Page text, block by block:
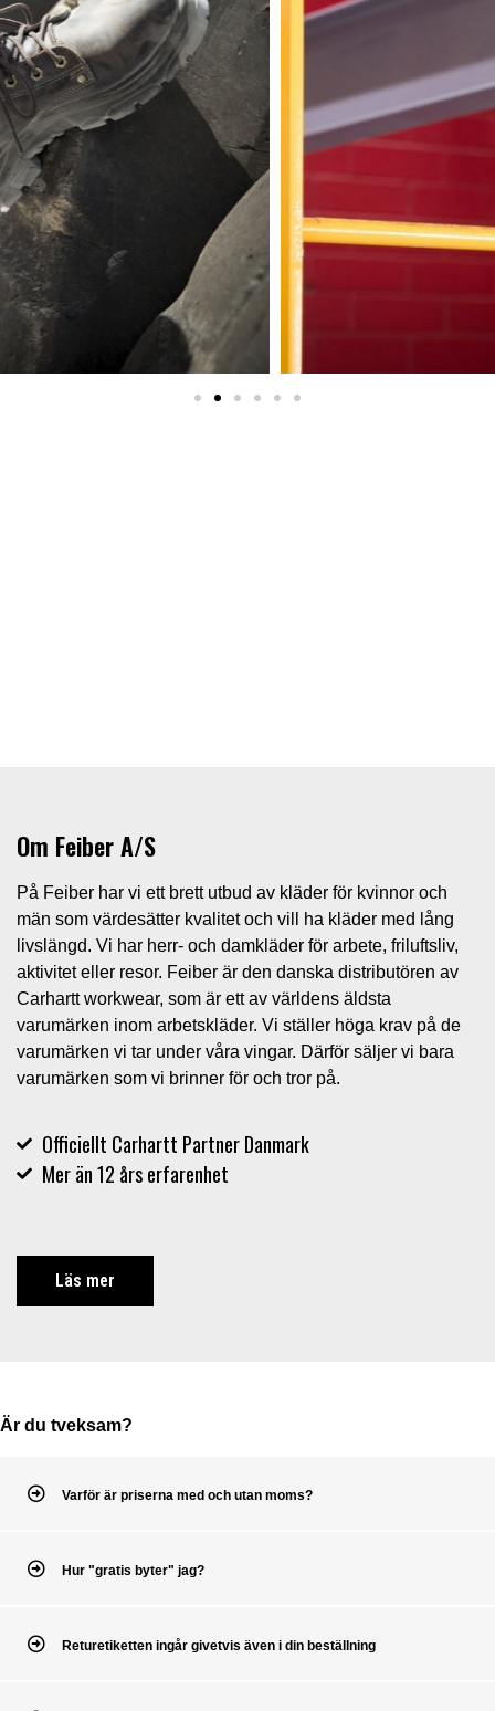
Om Feiber A/S
På Feiber har vi ett brett utbud av kläder för kvinnor och
män som värdesätter kvalitet och vill ha kläder med lång
livslängd. Vi har herr- och damkläder för arbete, friluftsliv,
aktivitet eller resor. Feiber är den danska distributören av
Carhartt workwear, som är ett av världens äldsta
varumärken inom arbetskläder. Vi ställer höga krav på de
varumärken vi tar under våra vingar. Därför säljer vi bara
varumärken som vi brinner för och tror på.
Officiellt Carhartt Partner Danmark
Mer än 12 års erfarenhet
Läs mer
Är du tveksam?
Varför är priserna med och utan moms?
Hur "gratis byter" jag?
Returetiketten ingår givetvis även i din beställning